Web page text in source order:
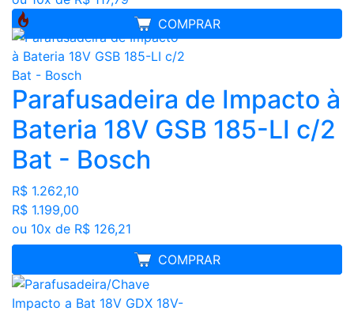
COMPRAR
Parafusadeira de Impacto à
Bateria 18V GSB 185-LI c/2
Bat - Bosch
R$ 1.262,10
R$ 1.199,00
ou 10x de R$ 126,21
COMPRAR
FRETE GRÁTIS